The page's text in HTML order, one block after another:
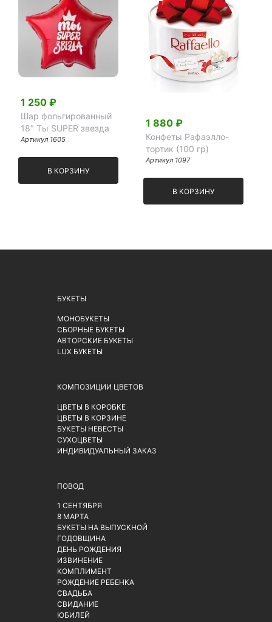
1 250 ₽
Шар фольгированный
18" Ты SUPER звезда
Артикул 1605
В КОРЗИНУ
1 880 ₽
Конфеты Рафаэлло-
тортик (100 гр)
Артикул 1097
В КОРЗИНУ
БУКЕТЫ
МОНОБУКЕТЫ
СБОРНЫЕ БУКЕТЫ
АВТОРСКИЕ БУКЕТЫ
LUX БУКЕТЫ
КОМПОЗИЦИИ ЦВЕТОВ
ЦВЕТЫ В КОРОБКЕ
ЦВЕТЫ В КОРЗИНЕ
БУКЕТЫ НЕВЕСТЫ
СУХОЦВЕТЫ
ИНДИВИДУАЛЬНЫЙ ЗАКАЗ
ПОВОД
1 СЕНТЯБРЯ
8 МАРТА
БУКЕТЫ НА ВЫПУСКНОЙ
ГОДОВЩИНА
ДЕНЬ РОЖДЕНИЯ
ИЗВИНЕНИЕ
КОМПЛИМЕНТ
РОЖДЕНИЕ РЕБЕНКА
СВАДЬБА
СВИДАНИЕ
ЮБИЛЕЙ